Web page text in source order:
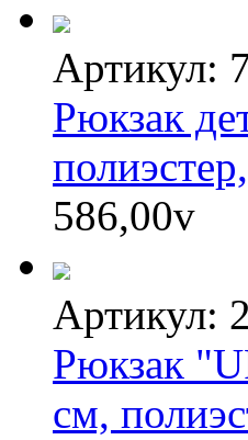
Артикул:
Рюкзак
586,00v
Артикул:
Рюкзак
cм,